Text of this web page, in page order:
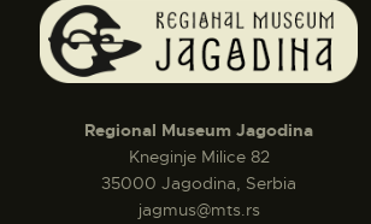
Regional Museum Jagodina
Kneginje Milice 82
35000 Jagodina, Serbia
jagmus@mts.rs